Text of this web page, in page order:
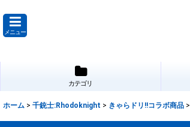
メニュー
カテゴリ
ホーム > 千銃士:Rhodoknight > きゃらドリ!!コラボ商品 >